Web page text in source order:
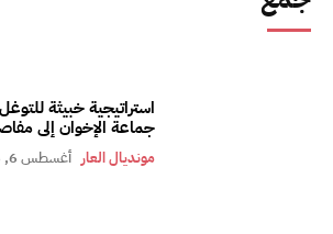
استراتيجية خبيثة
جماعة الإخوان إلى
مونديال العار أغسطس 6, 2026